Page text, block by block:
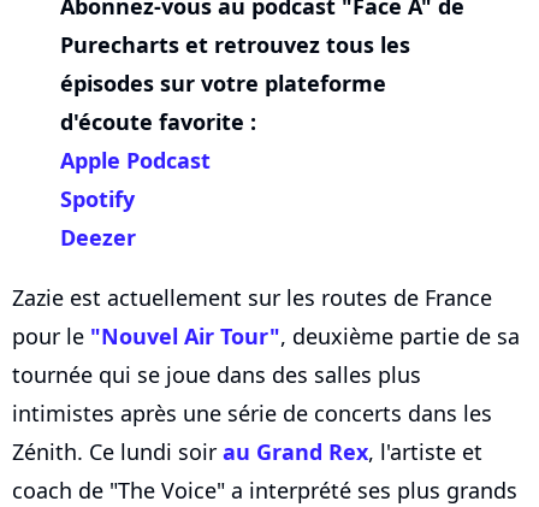
Abonnez-vous au podcast "Face A" de
Purecharts et retrouvez tous les
épisodes sur votre plateforme
d'écoute favorite :
Apple Podcast
Spotify
Deezer
Zazie est actuellement sur les routes de France
pour le "Nouvel Air Tour", deuxième partie de sa
tournée qui se joue dans des salles plus
intimistes après une série de concerts dans les
Zénith. Ce lundi soir au Grand Rex, l'artiste et
coach de "The Voice" a interprété ses plus grands